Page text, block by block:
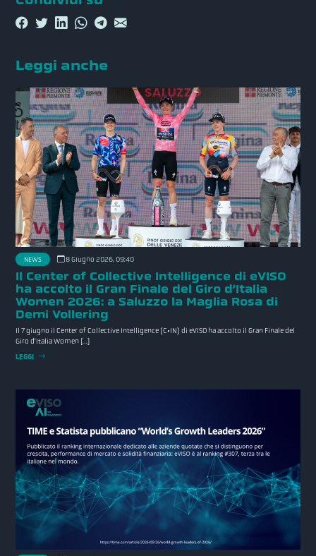
Leggi anche
NEWS 8 Giugno 2026, 09:40
Il Center of Collective Intelligence di eVISO
ha accolto il Gran Finale del Giro d’Italia
Women 2026: a Saluzzo la Maglia Rosa di
Demi Vollering
Il 7 giugno il Center of Collective Intelligence (C•IN) di eVISO ha accolto il Gran Finale del
Giro d’Italia Women […]
LEGGI